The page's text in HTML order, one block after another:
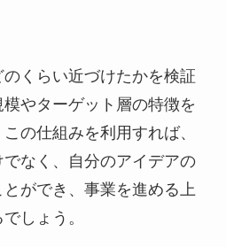
くらい近づけたかを検証
やターゲット層の特徴を
の仕組みを利用すれば、
なく、自分のアイデアの
ができ、事業を進める上
しょう。